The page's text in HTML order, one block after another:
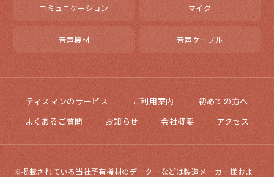
コミュニケーション マイク
音声機材 音声ケーブル
ティスマンのサービス ご利用案内
初めての方へ
よくあるご質問
お知らせ 会社概要 アクセス
※掲載されている当社所有機材のデーターなどは製造メーカー様およ